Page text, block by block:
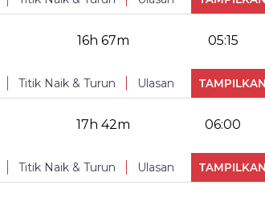
Toilet Reading Light
PHOTOS
No Reviews Available
16h 67m 05:15
Titik Naik & Turun Ulasan
No Reviews Available
17h 42m 06:00
Titik Naik & Turun Ulasan